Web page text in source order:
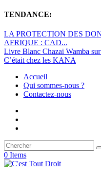
TENDANCE:
LA PROTECTION DES
AFRIQUE : CAD...
Livre Blanc Chazai Wamba
C’était chez les KANA
Accueil
Qui sommes-nous ?
Contactez-nous
0 Items